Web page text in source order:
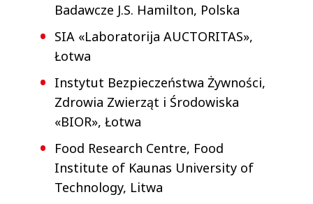
Badawcze J.S. Hamilton, Polska
SIA «Laboratorija AUCTORITAS»,
Łotwa
Instytut Bezpieczeństwa Żywności,
Zdrowia Zwierząt i Środowiska
«BIOR», Łotwa
Food Research Centre, Food
Institute of Kaunas University of
Technology, Litwa